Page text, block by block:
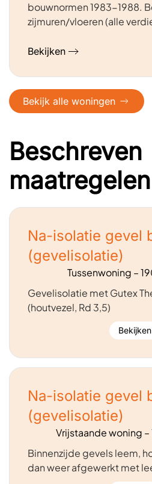
bouwnormen 1983-1988.
zijmuren/vloeren (alle
Bekijken
Bekijk alle woningen
Beschreven
maatregelen
Na-isolatie gevel
(gevelisolatie)
Tussenwoning –
Gevelisolatie met Gutex
(houtvezel, Rd 3,5)
Bekijken
Na-isolatie gevel
(gevelisolatie)
Vrijstaande woning –
Binnenzijde gevels leem,
dan weer afgewerkt met